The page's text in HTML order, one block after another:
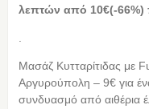
λεπτών από 10€(-66%)
Μασάζ Κυτταρίτιδας με
Αργυρούπολη – 9€ για
συνδυασμό από αιθέρια